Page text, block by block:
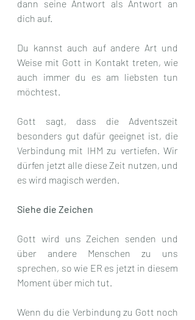
dann seine Antwort als Antwort an
dich auf.
Du kannst auch auf andere Art und
Weise mit Gott in Kontakt treten, wie
auch immer du es am liebsten tun
möchtest.
Gott sagt, dass die Adventszeit
besonders gut dafür geeignet ist, die
Verbindung mit IHM zu vertiefen. Wir
dürfen jetzt alle diese Zeit nutzen, und
es wird magisch werden.
Siehe die Zeichen
Gott wird uns Zeichen senden und
über andere Menschen zu uns
sprechen, so wie ER es jetzt in diesem
Moment über mich tut.
Wenn du die Verbindung zu Gott noch